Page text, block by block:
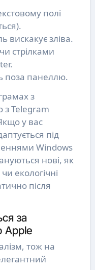
полі
вискакує зліва.
стрілками
поза панеллю.
з
з Telegram
у вас
під
Windows
нові, як
екологічні
після
за
Apple
тож на